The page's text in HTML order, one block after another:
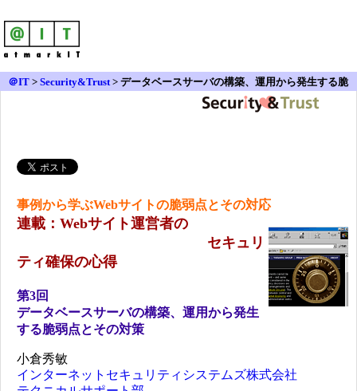
＠IT > Security&Trust> データベースサーバの構築、運用から発生する脆
事例から学ぶWebサイトの脆弱点とその対応
連載：Webサイト運営者の
セキュリ
ティ確保の心得
第3回
データベースサーバの構築、運用から発生
する脆弱点とその対策
小倉秀敏
インターネットセキュリティシステムズ株式会社